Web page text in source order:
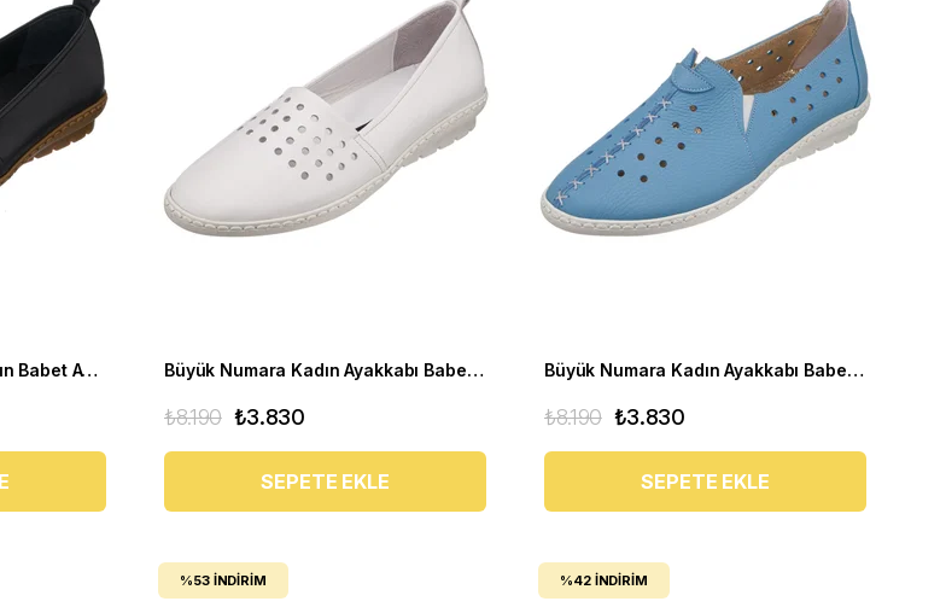
Büyük Numara Yazlık Kadın Babet Ayakkabı PR 3311 Siyah Büyük Numara Kadın Ayakkabı Babet PR 3311 beyaz
₺3.830
₺8.190
SEPETE EKLE
Büyük Numara Kadın Ayakkabı Babet PR 2211 mavi
₺3.830
₺8.190
SEPETE EKLE
%53 İNDIRIM %42 İNDIRIM